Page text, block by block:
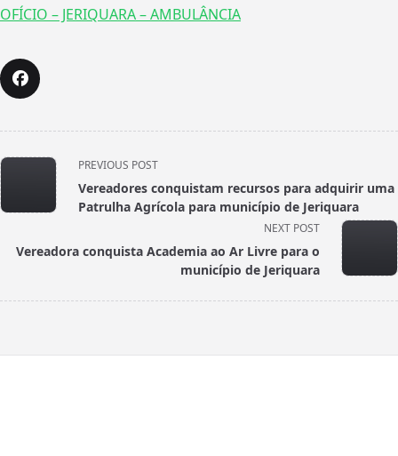
OFÍCIO – JERIQUARA – AMBULÂNCIA
<span
class="nav-
subtitle
reader-
PREVIOUS POST
Vereadores conquistam recursos para adquirir uma
Patrulha Agrícola para município de Jeriquara
NEXT POST
Vereadora conquista Academia ao Ar Livre para o
município de Jeriquara